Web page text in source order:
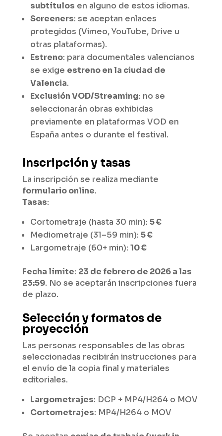
subtítulos en alguno de estos idiomas.
Screeners: se aceptan enlaces
protegidos (Vimeo, YouTube, Drive u
otras plataformas).
Estreno: para documentales valencianos
se exige estreno en la ciudad de
Valencia.
Exclusión VOD/Streaming: no se
seleccionarán obras exhibidas
previamente en plataformas VOD en
España antes o durante el festival.
Inscripción y tasas
La inscripción se realiza mediante
formulario online.
Tasas:
Cortometraje (hasta 30 min): 5 €
Mediometraje (31–59 min): 5 €
Largometraje (60+ min): 10 €
Fecha límite: 23 de febrero de 2026 a las
23:59. No se aceptarán inscripciones fuera
de plazo.
Selección y formatos de
proyección
Las personas responsables de las obras
seleccionadas recibirán instrucciones para
el envío de la copia final y materiales
editoriales.
Largometrajes: DCP + MP4/H264 o MOV
Cortometrajes: MP4/H264 o MOV